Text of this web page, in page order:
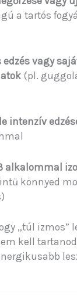
a tartós
edzés vagy
(pl.
intenzív
alkalommal
könnyed
„túl izmos”
kell